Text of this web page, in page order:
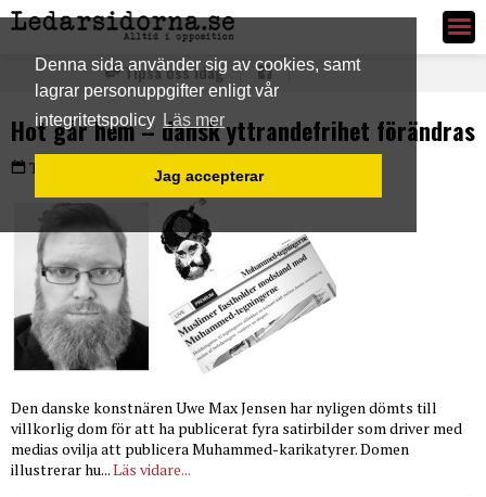
Denna sida använder sig av cookies, samt
lagrar personuppgifter enligt vår
integritetspolicy Läs mer
Jag accepterar
Ledarsidorna.se
Tipsa oss idag
Hot går hem – dansk yttrandefrihet förändras
Torsdag 24 okt 2024
Den danske konstnären Uwe Max Jensen har nyligen dömts till
villkorlig dom för att ha publicerat fyra satirbilder som driver med
medias ovilja att publicera Muhammed-karikatyrer. Domen
illustrerar hu...Läs vidare...